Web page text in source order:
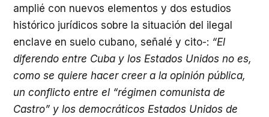
amplié con nuevos elementos y dos estudios
histórico jurídicos sobre la situación del ilegal
enclave en suelo cubano, señalé y cito-: “El
diferendo entre Cuba y los Estados Unidos no es,
como se quiere hacer creer a la opinión pública,
un conflicto entre el “régimen comunista de
Castro” y los democráticos Estados Unidos de